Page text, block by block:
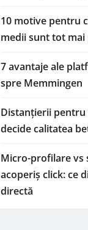
10 motive pentru
medii sunt tot mai
7 avantaje ale
spre Memmingen
Distanțierii
decide calitatea
Micro-profilare vs
acoperiș click: ce
directă